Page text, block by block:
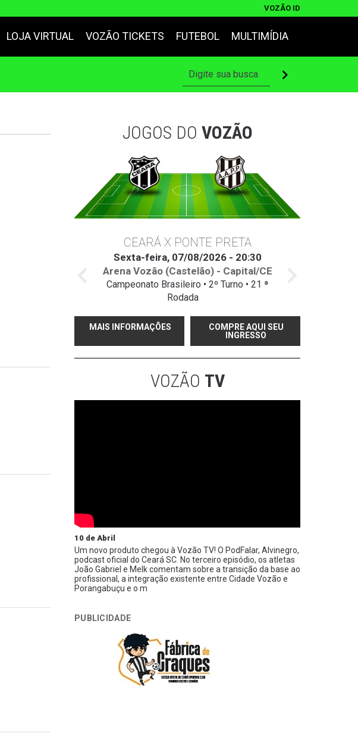
VOZÃO ID
LOJA VIRTUAL VOZÃO TICKETS FUTEBOL MULTIMÍDIA
JOGOS DO VOZÃO
CEARÁ X PONTE PRETA
Sexta-feira, 07/08/2026 - 20:30
Arena Vozão (Castelão) - Capital/CE
Campeonato Brasileiro • 2º Turno • 21 ª
Rodada
MAIS INFORMAÇÕES
COMPRE AQUI SEU
INGRESSO
VOZÃO TV
10 de Abril
Um novo produto chegou à Vozão TV! O PodFalar, Alvinegro,
podcast oficial do Ceará SC. No terceiro episódio, os atletas
João Gabriel e Melk comentam sobre a transição da base ao
profissional, a integração existente entre Cidade Vozão e
Porangabuçu e o m
PUBLICIDADE